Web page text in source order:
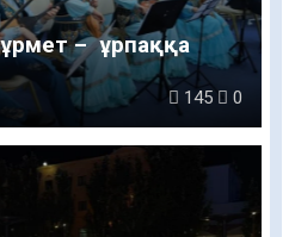
– ұрпаққа
145 0